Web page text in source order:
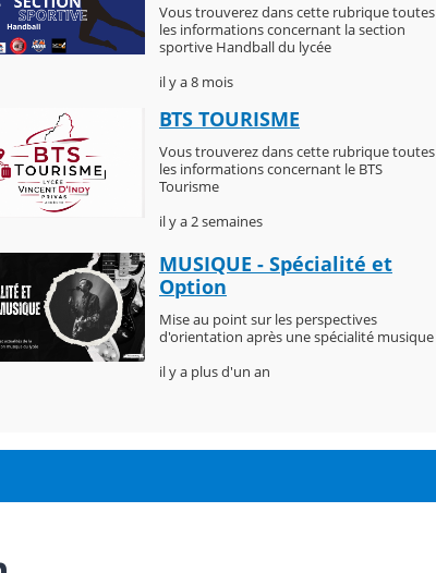
Vous trouverez dans cette rubrique toutes
les informations concernant la section
sportive Handball du lycée
il y a 8 mois
BTS TOURISME
Vous trouverez dans cette rubrique toutes
les informations concernant le BTS
Tourisme
il y a 2 semaines
MUSIQUE - Spécialité et
Option
Mise au point sur les perspectives
d'orientation après une spécialité musique
il y a plus d'un an